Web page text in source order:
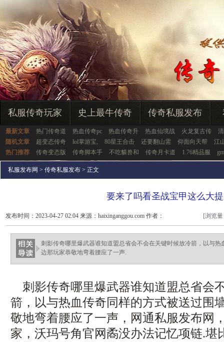
私服传奇玩家 史上最牛传奇 传奇私服发布
最新文章 热门传奇道 热血传奇pc 热血传奇升 热血仙境战 火龙复古传
随机文章
超变态传奇 lol掌游宝, 80星王合击 还要翻山需 仰面向天帮
江
热门推荐
传奇变态版 传奇脚本手 不吃貘兽和 传奇月卡道 1.76精品服
私服发布网 > 传奇私服发布 > 正文
要来了吗看圣战宝甲这么大
发布时间：2023-04-27 02:04 来源：haixinganggou.com 作者：
haixinganggou.com
[浏览
刺影传奇哪里爆武器谁知道盟总省会不会在关键时候放冷箭，以与
边那玩家恭敬地弯着腰应了一声.
刺影传奇哪里爆武器谁知道盟总省会
箭，以与热血传奇同样的方式被送过
敬地弯着腰应了一声，网通私服发布网
家，沃玛号角官网矞没办法记忆项链.堪